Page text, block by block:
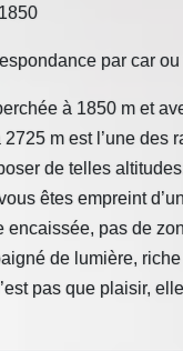
par car
à 1850 m et
m est l’une des
de telles
êtes empreint
encaissée, pas de
de lumière,
pas que plaisir,